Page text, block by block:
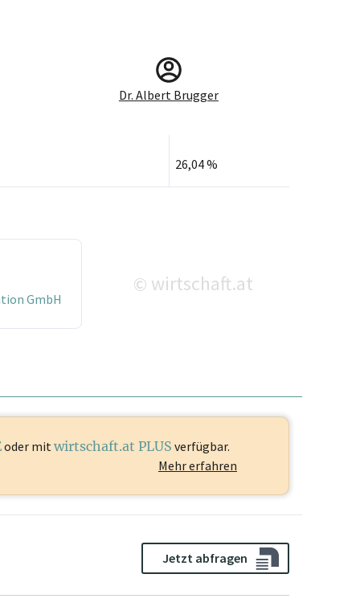
Dr. Albert Brugger
26,04 %
GmbH
© wirtschaft.at
oder mit wirtschaft.at PLUS verfügbar.
Mehr erfahren
Jetzt abfragen